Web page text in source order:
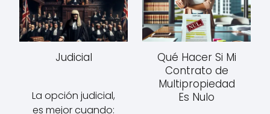
Judicial
La opción judicial,
es mejor cuando:
Qué Hacer Si Mi
Contrato de
Multipropiedad
Es Nulo